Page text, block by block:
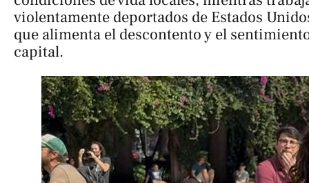
violentamente deportados de Estados
que alimenta el descontento y el
capital.